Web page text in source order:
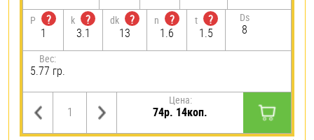
P
?
1
k
?
3.1
dk
?
13
n
?
1.6
t
?
1.5
Ds
8
Вес:
5.77 гр.
Цена:
74р. 14коп.